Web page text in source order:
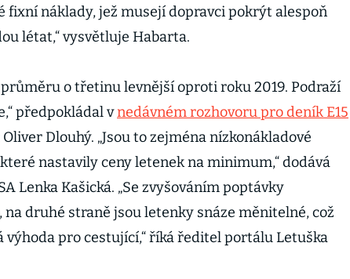
fixní náklady, jež musejí dopravci pokrýt alespoň
létat,“ vysvětluje Habarta.
průměru o třetinu levnější oproti roku 2019. Podraží
předpokládal vnedávném rozhovoru pro deník E15
Dlouhý. „Jsou to zejména nízkonákladové
nastavily ceny letenek na minimum,“ dodává
Lenka Kašická. „Se zvyšováním poptávky
na druhé straně jsou letenky snáze měnitelné, což
výhoda pro cestující,“ říká ředitel portálu Letuška